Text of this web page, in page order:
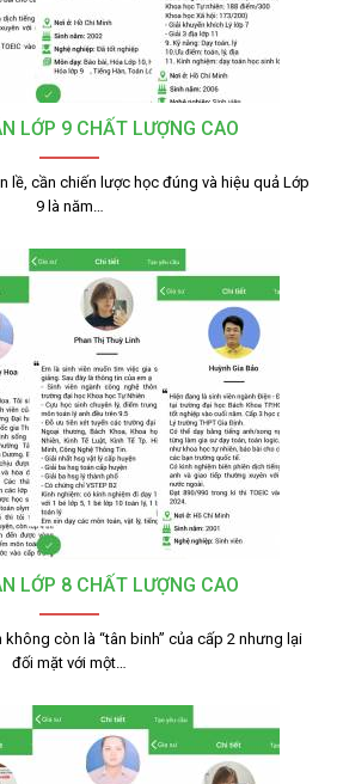
LỚP 9 CHẤT LƯỢNG CAO
lề, cần chiến lược học đúng và hiệu quả Lớp
9 là năm…
LỚP 8 CHẤT LƯỢNG CAO
còn là “tân binh” của cấp 2 nhưng lại
đối mặt với một…